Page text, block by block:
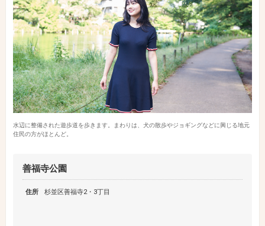
水辺に整備された遊歩道を歩きます。まわりは、犬の散歩やジョギングなどに興じる地元
住民の方がほとんど。
善福寺公園
住所 杉並区善福寺2・3丁目